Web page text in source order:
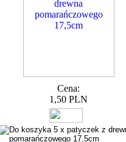
Cena:
1,50 PLN